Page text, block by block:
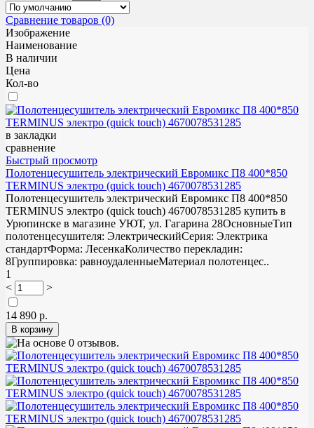
Сравнение товаров (0)
Изображение
Наименование
В наличии
Цена
Кол-во
в закладки
сравнение
Быстрый просмотр
Полотенцесушитель электрический Евромикс П8 400*850
TERMINUS электро (quick touch) 4670078531285
Полотенцесушитель электрический Евромикс П8 400*850
TERMINUS электро (quick touch) 4670078531285 купить в
Урюпинске в магазине УЮТ, ул. Гагарина 28ОсновныеТип
полотенцесушителя: ЭлектрическийСерия: Электрика
стандартФорма: ЛесенкаКоличество перекладин:
8Группировка: равноудаленныеМатериал полотенцес..
1
<
>
14 890 р.